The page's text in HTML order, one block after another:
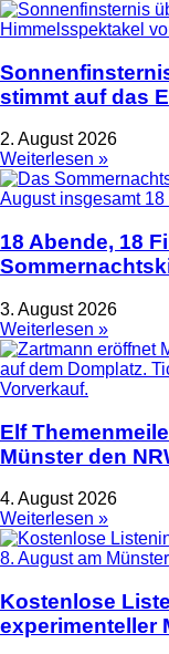
stimmt auf das
2. August 2026
Weiterlesen »
18 Abende, 18
3. August 2026
Weiterlesen »
Elf
Münster den
4. August 2026
Weiterlesen »
Kostenlose
experimenteller